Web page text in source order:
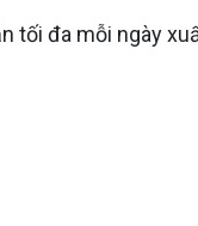
tối đa mỗi ngày